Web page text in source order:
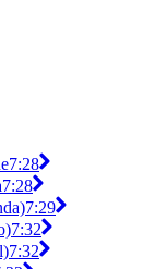
7:28
7:28
7:29
7:32
7:32